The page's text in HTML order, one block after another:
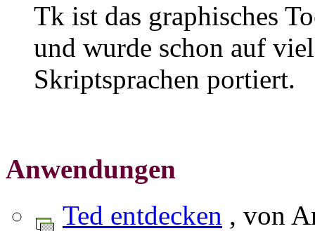
Tk ist das graphisches
und wurde schon auf
Skriptsprachen portiert.
Anwendungen
Ted entdecken , von